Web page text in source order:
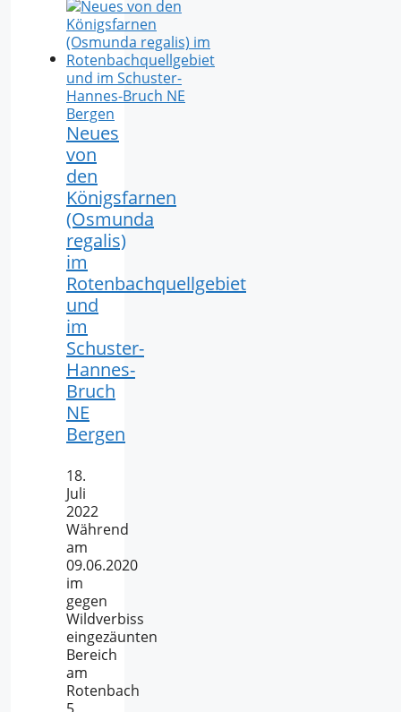
Neues
von
den
Königsfarnen
(Osmunda
regalis)
im
Rotenbachquellgebiet
und
im
Schuster-
Hannes-
Bruch
NE
Bergen
18.
Juli
2022
Während
am
09.06.2020
im
gegen
Wildverbiss
eingezäunten
Bereich
am
Rotenbach